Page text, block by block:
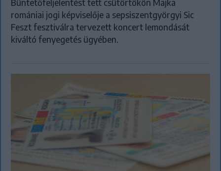
Büntetőfeljelentést tett csütörtökön Majka
romániai jogi képviselője a sepsiszentgyörgyi Sic
Feszt fesztiválra tervezett koncert lemondását
kiváltó fenyegetés ügyében.